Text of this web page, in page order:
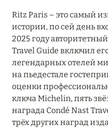
Grands Boulevards
Hôtel Balzac Paris
Hôtel de Berri Champs-
Hôtel de Crillon, A
Hôtel Elysia Paris
Hôtel La Bourdonnais
Ritz Paris – это самый
истории, по сей день
2025 году
Travel Guide включил
легендарных отелей
на пьедестале
оценки
ключа Michelin, пять
награда Condé Nast
трёх других наград